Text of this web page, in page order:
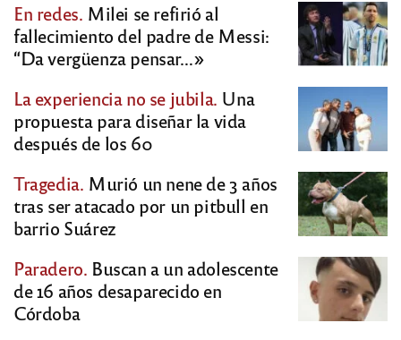
En redes. Milei se refirió al
fallecimiento del padre de Messi:
“Da vergüenza pensar…»
La experiencia no se jubila. Una
propuesta para diseñar la vida
después de los 60
Tragedia. Murió un nene de 3 años
tras ser atacado por un pitbull en
barrio Suárez
Paradero. Buscan a un adolescente
de 16 años desaparecido en
Córdoba